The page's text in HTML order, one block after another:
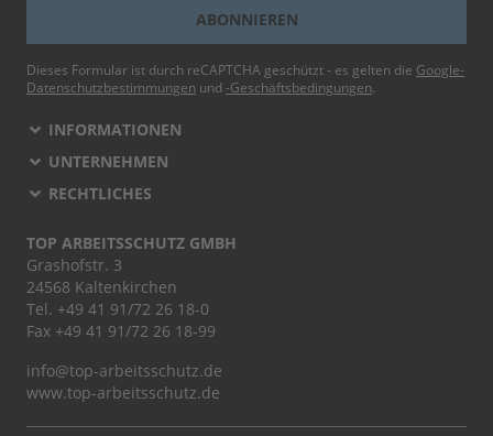
ABONNIEREN
Dieses Formular ist durch reCAPTCHA geschützt - es gelten die Google-
Datenschutzbestimmungen und -Geschäftsbedingungen.
INFORMATIONEN
UNTERNEHMEN
RECHTLICHES
TOP ARBEITSSCHUTZ GMBH
Grashofstr. 3
24568 Kaltenkirchen
Tel. +49 41 91/72 26 18-0
Fax +49 41 91/72 26 18-99
info@top-arbeitsschutz.de
www.top-arbeitsschutz.de